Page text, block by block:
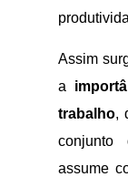
Assim
a
trabalho,
conjunto
assume